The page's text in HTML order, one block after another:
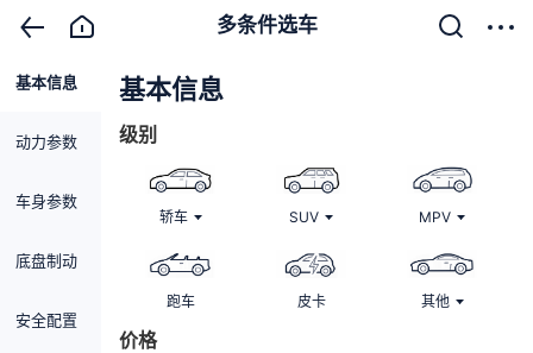
多条件选车
基本信息
动力参数
车身参数
底盘制动
安全配置
基本信息
级别
轿车 SUV MPV
跑车 皮卡 其他
价格